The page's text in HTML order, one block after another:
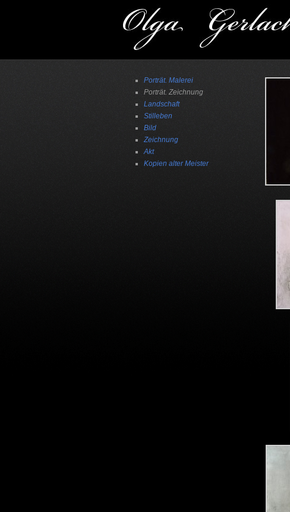
Porträt. Malerei
Porträt. Zeichnung
Landschaft
Stilleben
Bild
Zeichnung
Akt
Kopien alter Мeister